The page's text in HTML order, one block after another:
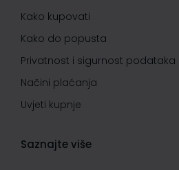
Kako kupovati
Kako do popusta
Privatnost i sigurnost podataka
Načini plaćanja
Uvjeti kupnje
Saznajte više